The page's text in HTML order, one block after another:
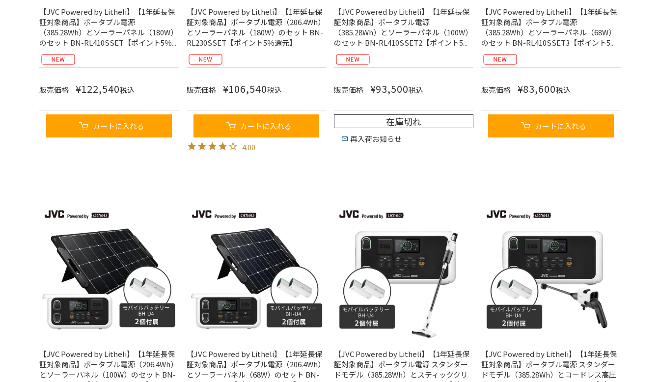
【JVC Powered by Litheli】【1年延長保
証対象商品】ポータブル電源
（385.28Wh）とソーラーパネル（180W）
のセット BN-RL410SSET【ポイント5％...
販売価格 ¥122,540税込
カートに入れる
【JVC Powered by Litheli】【1年延長保
証対象商品】ポータブル電源（206.4Wh）
とソーラーパネル（180W）のセット BN-
RL230SSET【ポイント5％還元】
販売価格 ¥106,540税込
カートに入れる
4.00
【JVC Powered by Litheli】【1年延長保
証対象商品】ポータブル電源
（385.28Wh）とソーラーパネル（100W）
のセット BN-RL410SSET2【ポイント5...
販売価格 ¥93,500税込
在庫切れ
再入荷お知らせ
【JVC Powered by Litheli】【1年延長保
証対象商品】ポータブル電源
（385.28Wh）とソーラーパネル（68W）
のセット BN-RL410SSET3【ポイント5...
販売価格 ¥83,600税込
カートに入れる
【JVC Powered by Litheli】【1年延長保
証対象商品】ポータブル電源（206.4Wh）
とソーラーパネル（100W）のセット BN-
【JVC Powered by Litheli】【1年延長保
証対象商品】ポータブル電源（206.4Wh）
とソーラーパネル（68W）のセット BN-
【JVC Powered by Litheli】【1年延長保
証対象商品】ポータブル電源 スタンダー
ドモデル（385.28Wh）とスティッククリ
【JVC Powered by Litheli】【1年延長保
証対象商品】ポータブル電源 スタンダー
ドモデル（385.28Wh）とコードレス高圧